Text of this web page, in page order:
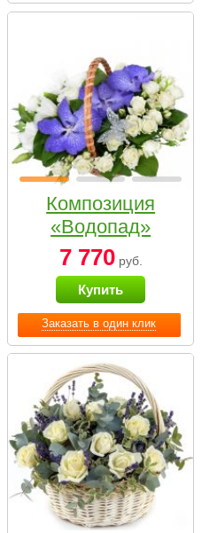
Заказать в один клик
Композиция
«Водопад»
7 770руб.
Купить